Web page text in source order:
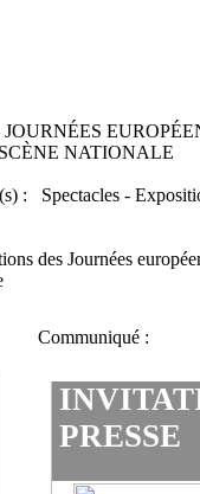
NATIONALE
: Spectacles -
des Journées
Communiqué :
PRESSE